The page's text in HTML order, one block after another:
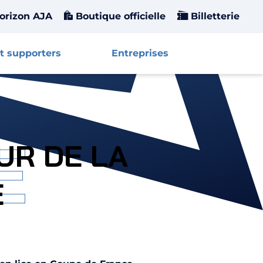
AJA Boutique officielle Billetterie
supporters Entreprises
DE LA